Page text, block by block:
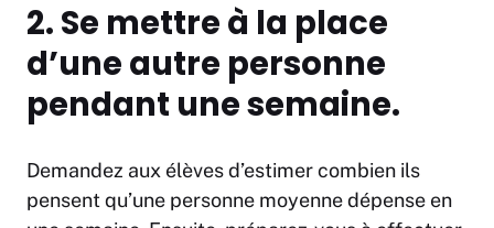
2. Se mettre à la place
d’une autre personne
pendant une semaine.
Demandez aux élèves d’estimer combien ils
pensent qu’une personne moyenne dépense en